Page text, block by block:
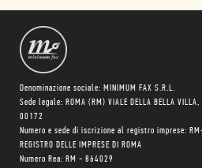
Denominazione sociale: MINIMUM FAX S.R.L.
Sede legale: ROMA (RM) VIALE DELLA BELLA
00172
Numero e sede di iscrizione al registro imprese:
REGISTRO DELLE IMPRESE DI ROMA
Numero Rea: RM - 864029